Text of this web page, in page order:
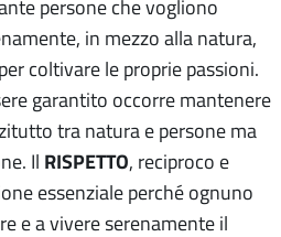
persone che vogliono
in mezzo alla natura,
coltivare le proprie passioni.
garantito occorre mantenere
tra natura e persone ma
Il RISPETTO, reciproco e
essenziale perché ognuno
e a vivere serenamente il